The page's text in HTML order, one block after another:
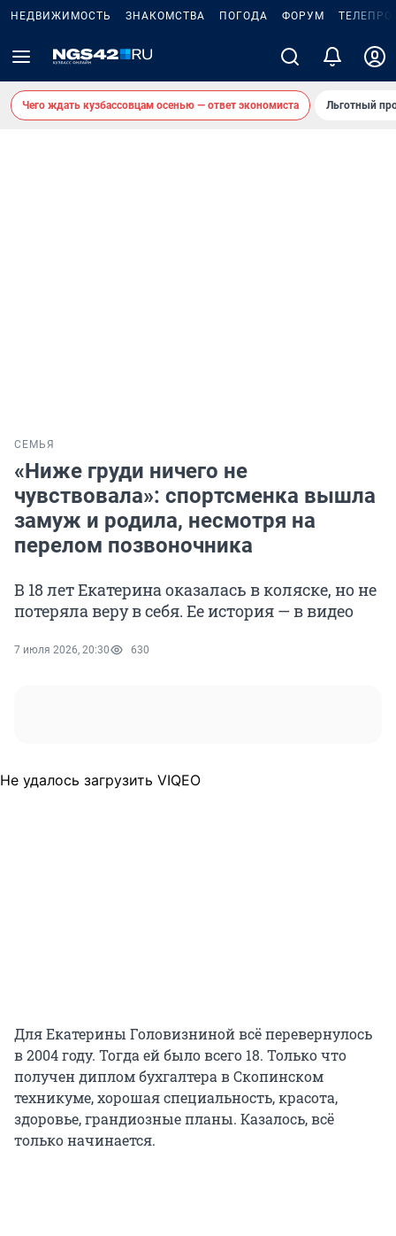
НЕДВИЖИМОСТЬ ЗНАКОМСТВА ПОГОДА ФОРУМ
Чего ждать кузбассовцам осенью — ответ экономиста Льготный
СЕМЬЯ
«Ниже груди ничего не
чувствовала»: спортсменка вышла
замуж и родила, несмотря на
перелом позвоночника
В 18 лет Екатерина оказалась в коляске, но не
потеряла веру в себя. Ее история — в видео
7 июля 2026, 20:30 630
Не удалось загрузить VIQEO
Для Екатерины Головизниной всё перевернулось
в 2004 году. Тогда ей было всего 18. Только что
получен диплом бухгалтера в Скопинском
техникуме, хорошая специальность, красота,
здоровье, грандиозные планы. Казалось, всё
только начинается.